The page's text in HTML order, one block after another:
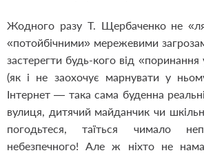
Жодного разу Т. Щербаченко не
«потойбічними» мережевими
застерегти будь-кого від «поринання
(як і не заохочує марнувати у
Інтернет — така сама буденна
вулиця, дитячий майданчик чи
погодьтеся, таїться чимало
небезпечного! Але ж ніхто не